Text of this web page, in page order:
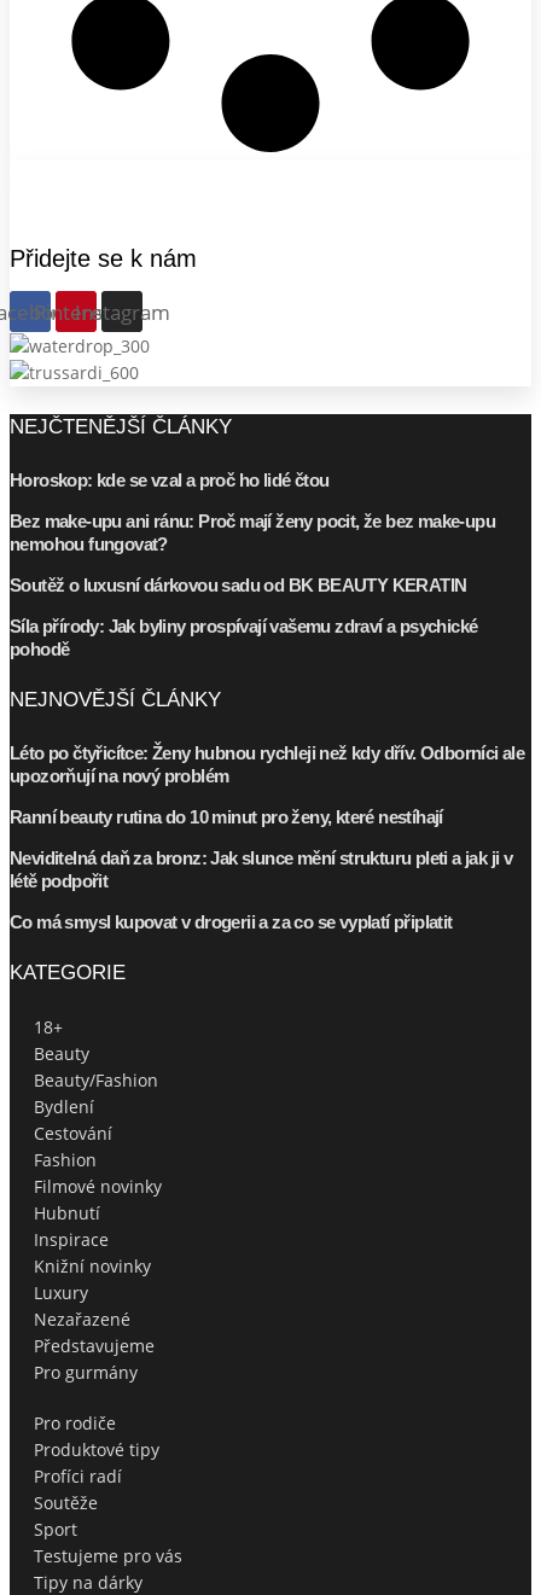
Přidejte se k nám
PinterestInstagram
NEJČTENĚJŠÍ ČLÁNKY
Horoskop: kde se vzal a proč ho lidé čtou
Bez make-upu ani ránu: Proč mají ženy pocit, že bez make-upu
nemohou fungovat?
Soutěž o luxusní dárkovou sadu od BK BEAUTY KERATIN
Síla přírody: Jak byliny prospívají vašemu zdraví a psychické
pohodě
NEJNOVĚJŠÍ ČLÁNKY
Léto po čtyřicítce: Ženy hubnou rychleji než kdy dřív. Odborníci ale
upozorňují na nový problém
Ranní beauty rutina do 10 minut pro ženy, které nestíhají
Neviditelná daň za bronz: Jak slunce mění strukturu pleti a jak ji v
létě podpořit
Co má smysl kupovat v drogerii a za co se vyplatí připlatit
KATEGORIE
18+
Beauty
Beauty/Fashion
Bydlení
Cestování
Fashion
Filmové novinky
Hubnutí
Inspirace
Knižní novinky
Luxury
Nezařazené
Představujeme
Pro gurmány
Pro rodiče
Produktové tipy
Profíci radí
Soutěže
Sport
Testujeme pro vás
Tipy na dárky